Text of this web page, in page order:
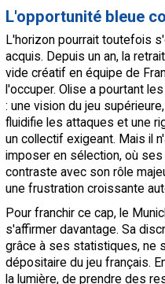
L'opportunité bleue
L'horizon pourrait toutefois
acquis. Depuis un an, la
vide créatif en équipe de
l'occuper. Olise a pourtant
: une vision du jeu
fluidifie les attaques et une
un collectif exigeant. Mais il
imposer en sélection, où
contraste avec son rôle
une frustration croissante
Pour franchir ce cap, le
s'affirmer davantage. Sa
grâce à ses statistiques, ne
dépositaire du jeu français.
la lumière, de prendre des